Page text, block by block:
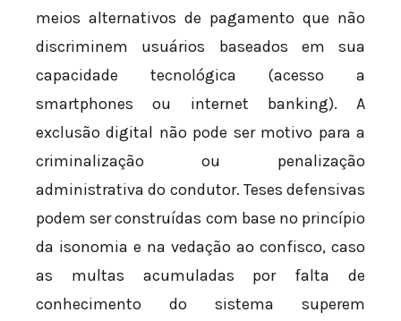
meios alternativos de pagamento que não
discriminem usuários baseados em sua
capacidade tecnológica (acesso a
smartphones ou internet banking). A
exclusão digital não pode ser motivo para a
criminalização ou penalização
administrativa do condutor. Teses defensivas
podem ser construídas com base no princípio
da isonomia e na vedação ao confisco, caso
as multas acumuladas por falta de
conhecimento do sistema superem